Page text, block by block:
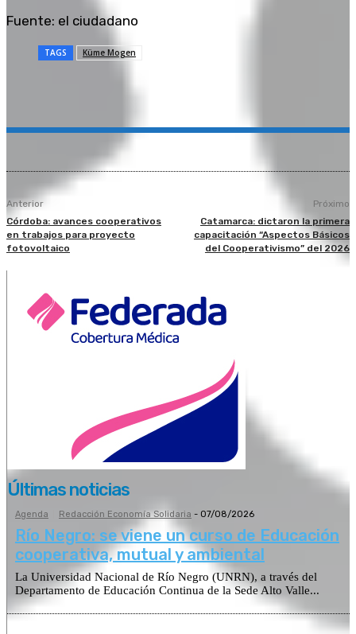
Fuente: el ciudadano
TAGS Küme Mogen
Anterior
Córdoba: avances cooperativos
en trabajos para proyecto
fotovoltaico
Próximo
Catamarca: dictaron la primera
capacitación “Aspectos Básicos
del Cooperativismo” del 2026
Últimas noticias
Agenda Redacción Economía Solidaria - 07/08/2026
Río Negro: se viene un curso de Educación
cooperativa, mutual y ambiental
La Universidad Nacional de Río Negro (UNRN), a través del
Departamento de Educación Continua de la Sede Alto Valle...